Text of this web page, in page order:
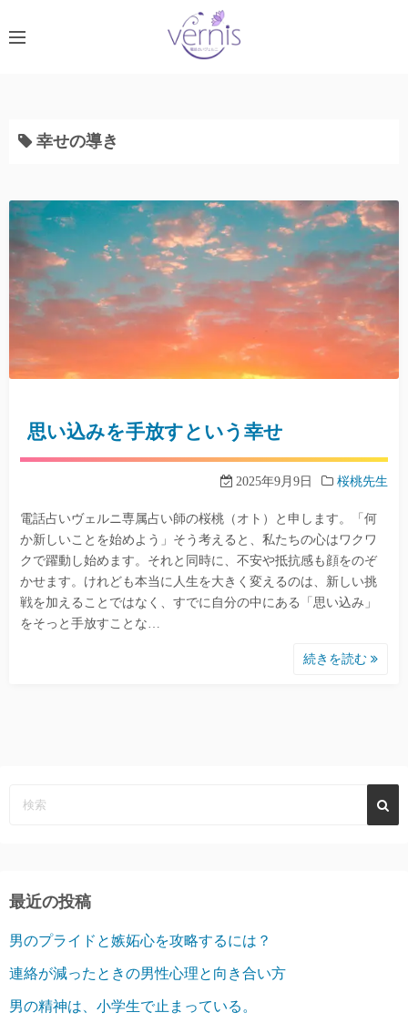
ン
ッ
プ
幸せの導き
思い込みを手放すという幸せ
2025年9月9日 桜桃先生
電話占いヴェルニ専属占い師の桜桃（オト）と申します。「何
か新しいことを始めよう」そう考えると、私たちの心はワクワ
クで躍動し始めます。それと同時に、不安や抵抗感も顔をのぞ
かせます。けれども本当に人生を大きく変えるのは、新しい挑
戦を加えることではなく、すでに自分の中にある「思い込み」
をそっと手放すことな…
続きを読む
最近の投稿
男のプライドと嫉妬心を攻略するには？
連絡が減ったときの男性心理と向き合い方
男の精神は、小学生で止まっている。